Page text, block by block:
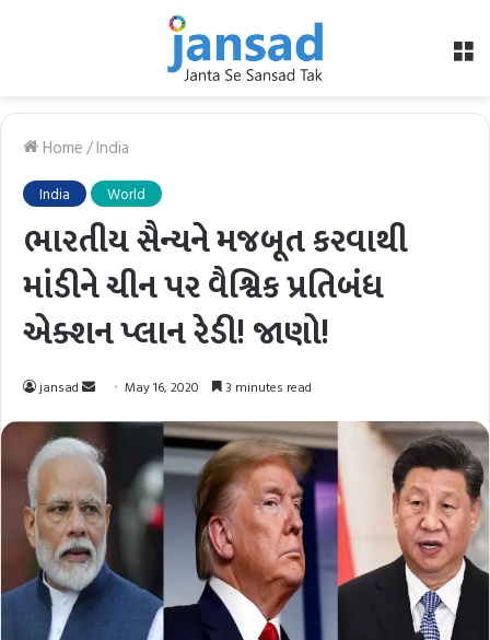
Home/India
India World
ભારતીય સૈન્યને મજબૂત કરવાથી
માંડીને ચીન પર વૈશ્વિક પ્રતિબંધ
એક્શન પ્લાન રેડી! જાણો!
jansad
Send
email
May 16, 2020 3 minutes read